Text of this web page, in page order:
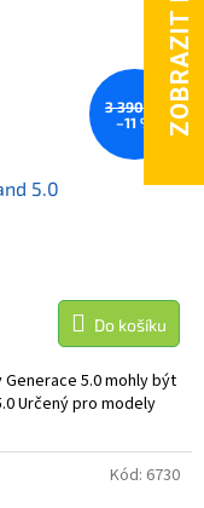
3 390 Kč
–11 %
5.0
Do košíku
5.0 mohly být
Určený pro modely
Kód: 6730